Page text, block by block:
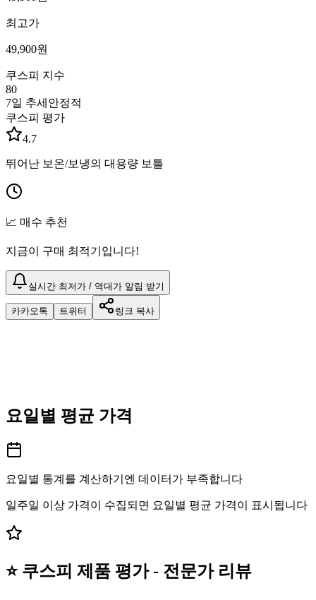
최고가
49,900원
쿠스피 지수
80
7일 추세 안정적
쿠스피 평가
4.7
뛰어난 보온/보냉의 대용량 보틀
📈 매수 추천
지금이 구매 최적기입니다!
실시간 최저가 / 역대가 알림 받기
카카오톡 트위터 링크 복사
요일별 평균 가격
요일별 통계를 계산하기엔 데이터가 부족합니다
일주일 이상 가격이 수집되면 요일별 평균 가격이 표시됩니다
⭐ 쿠스피 제품 평가 - 전문가 리뷰